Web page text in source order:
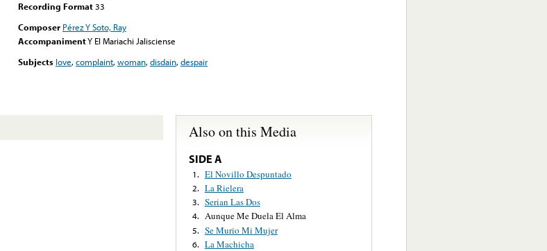
Recording Format33
Composer Pérez Y Soto, Ray
AccompanimentY El Mariachi Jalisciense
Subjects love,complaint,woman,disdain,despair
Also on this Media
SIDE A
1. El Novillo Despuntado
2. La Rielera
3. Serian Las Dos
4. Aunque Me Duela El Alma
5. Se Murio Mi Mujer
6. La Machicha